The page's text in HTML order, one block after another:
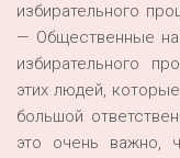
избирательного
— Общественные
избирательного
этих людей,
большой
это очень важно,